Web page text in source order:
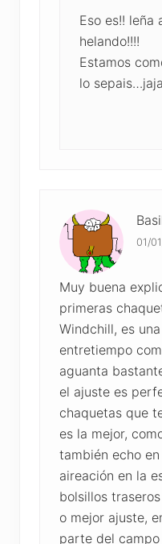
Eso es!! leña
helando!!!!
Estamos
lo
01/
Muy buena
primeras
Windchill, es
entretiempo
aguanta
el ajuste es
chaquetas que
es la mejor,
también echo
aireación en la
bolsillos
o mejor ajuste,
parte del